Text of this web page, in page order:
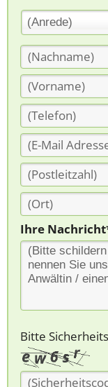
(Anrede)
Ihre
Bitte